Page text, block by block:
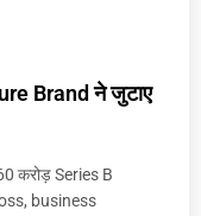
Brand ने जुटाए
करोड़ Series B
business